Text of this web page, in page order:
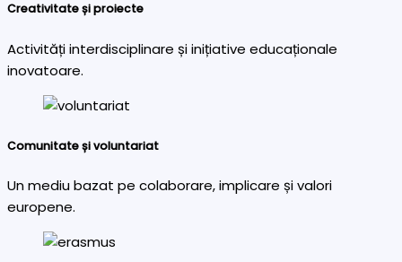
Creativitate și proiecte
Activități interdisciplinare și inițiative educaționale
inovatoare.
Comunitate și voluntariat
Un mediu bazat pe colaborare, implicare și valori
europene.